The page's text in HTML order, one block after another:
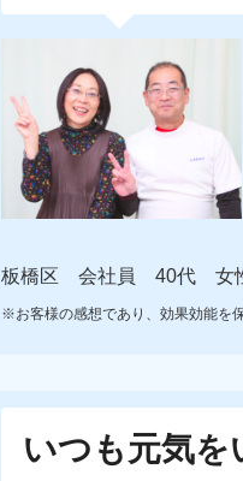
板橋区 会社員 40代 女
※お客様の感想であり、効果効能を
いつも元気